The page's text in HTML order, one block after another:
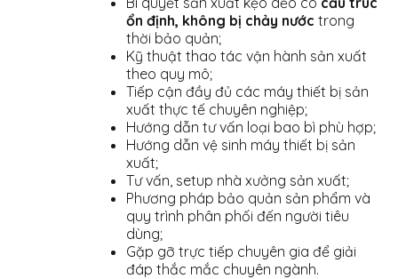
ổn định, không bị chảy nước trong
thời bảo quản;
Kỹ thuật thao tác vận hành sản xuất
theo quy mô;
Tiếp cận đầy đủ các máy thiết bị sản
xuất thực tế chuyên nghiệp;
Hướng dẫn tư vấn loại bao bì phù hợp;
Hướng dẫn vệ sinh máy thiết bị sản
xuất;
Tư vấn, setup nhà xưởng sản xuất;
Phương pháp bảo quản sản phẩm và
quy trình phân phối đến người tiêu
dùng;
Gặp gỡ trực tiếp chuyên gia để giải
đáp thắc mắc chuyên ngành.